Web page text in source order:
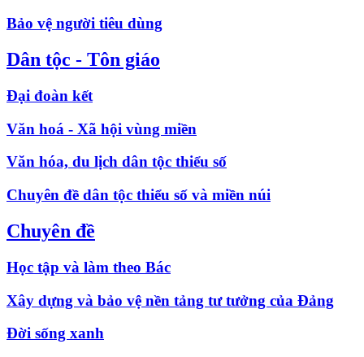
Bảo vệ người tiêu dùng
Dân tộc - Tôn giáo
Đại đoàn kết
Văn hoá - Xã hội vùng miền
Văn hóa, du lịch dân tộc thiểu số
Chuyên đề dân tộc thiểu số và miền núi
Chuyên đề
Học tập và làm theo Bác
Xây dựng và bảo vệ nền tảng tư tưởng của Đảng
Đời sống xanh